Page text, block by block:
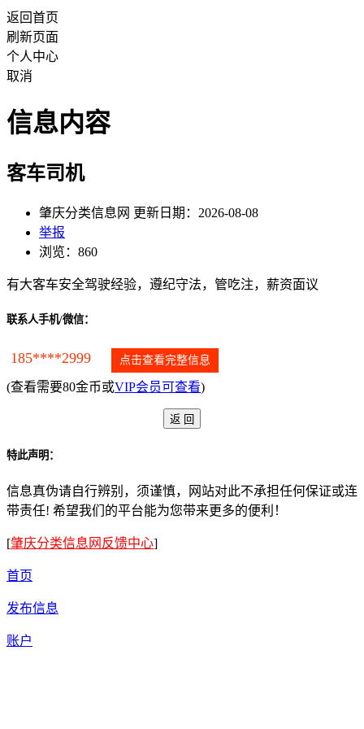
返回首页
刷新页面
个人中心
取消
信息内容
客车司机
肇庆分类信息网 更新日期：2026-08-08
举报
浏览：860
有大客车安全驾驶经验，遵纪守法，管吃注，薪资面议
联系人手机/微信：
185****2999 点击查看完整信息
(查看需要80金币或VIP会员可查看)
特此声明：
信息真伪请自行辨别，须谨慎，网站对此不承担任何保证或连
带责任! 希望我们的平台能为您带来更多的便利！
[肇庆分类信息网反馈中心]
首页
发布信息
账户